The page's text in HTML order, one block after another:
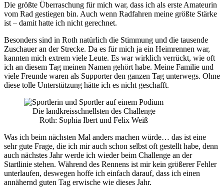
Die größte Überraschung für mich war, dass ich als erste Amateurin
vom Rad gestiegen bin. Auch wenn Radfahren meine größte Stärke
ist – damit hatte ich nicht gerechnet.
Besonders sind in Roth natürlich die Stimmung und die tausende
Zuschauer an der Strecke. Da es für mich ja ein Heimrennen war,
kannten mich extrem viele Leute. Es war wirklich verrückt, wie oft
ich an diesem Tag meinen Namen gehört habe. Meine Familie und
viele Freunde waren als Supporter den ganzen Tag unterwegs. Ohne
diese tolle Unterstützung hätte ich es nicht geschafft.
Die landkreisschnellsten des Challenge
Roth: Sophia Ibert und Felix Weiß
Was ich beim nächsten Mal anders machen würde… das ist eine
sehr gute Frage, die ich mir auch schon selbst oft gestellt habe, denn
auch nächstes Jahr werde ich wieder beim Challenge an der
Startlinie stehen. Während des Rennens ist mir kein größerer Fehler
unterlaufen, deswegen hoffe ich einfach darauf, dass ich einen
annähernd guten Tag erwische wie dieses Jahr.